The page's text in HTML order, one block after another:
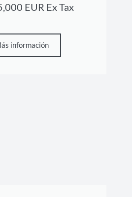
EUR Ex Tax
información